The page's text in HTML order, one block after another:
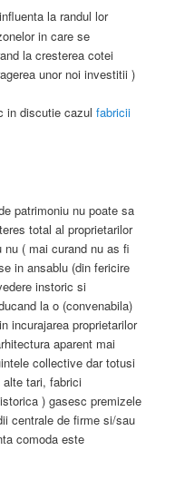
la randul lor
in care se
la cresterea cotei
unor noi investitii )
in discutie cazulfabricii
patrimoniu nu poate sa
total al proprietarilor
( mai curand nu as fi
in ansablu (din fericire
instoric si
la o (convenabila)
incurajarea proprietarilor
aparent mai
collective dar totusi
tari, fabrici
) gasesc premizele
centrale de firme si/sau
comoda este